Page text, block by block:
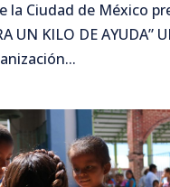
la Ciudad de México
UN KILO DE AYUDA”